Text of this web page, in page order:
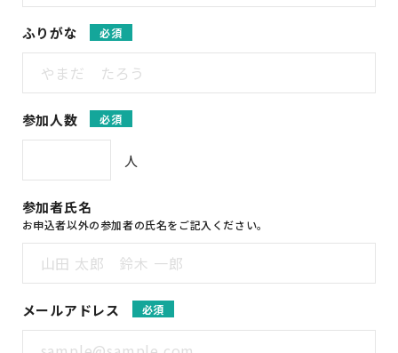
ふりがな 必須
参加人数 必須
人
参加者氏名
お申込者以外の参加者の氏名をご記入ください。
メールアドレス 必須